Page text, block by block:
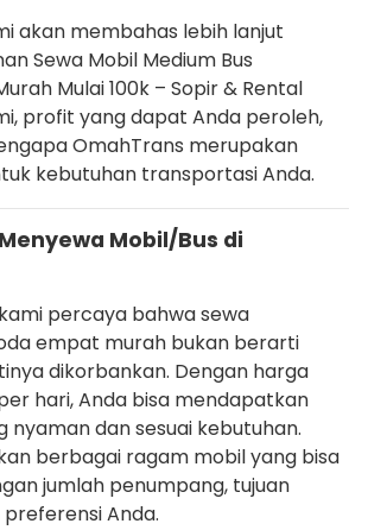
akan membahas lebih lanjut
Sewa Mobil Medium Bus
Mulai 100k – Sopir & Rental
profit yang dapat Anda peroleh,
OmahTrans merupakan
kebutuhan transportasi Anda.
Mobil/Bus di
percaya bahwa sewa
empat murah bukan berarti
dikorbankan. Dengan harga
hari, Anda bisa mendapatkan
nyaman dan sesuai kebutuhan.
berbagai ragam mobil yang bisa
jumlah penumpang, tujuan
Anda.